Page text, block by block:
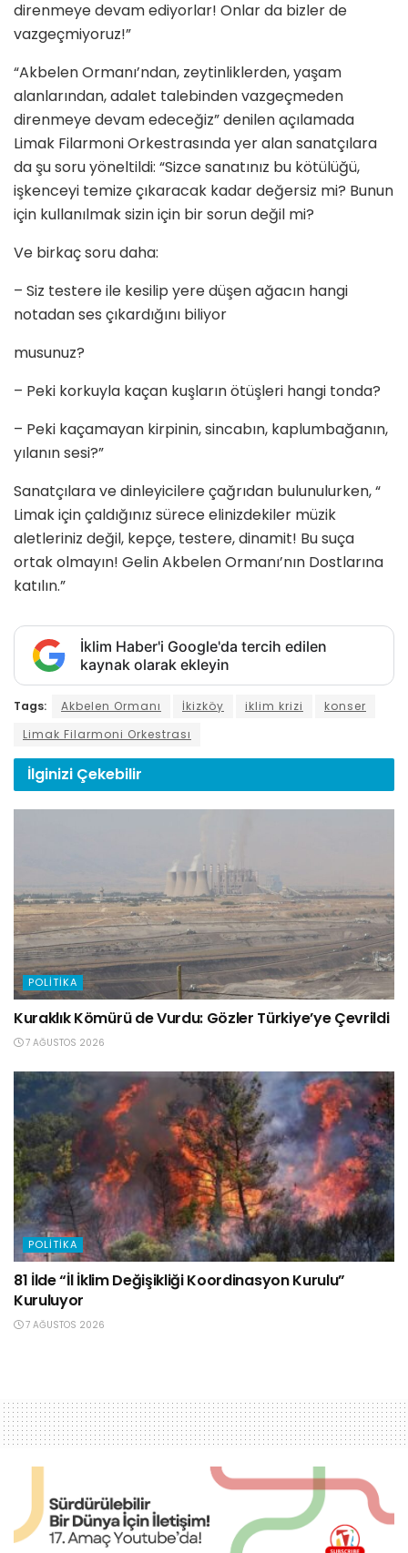
direnmeye devam ediyorlar! Onlar da bizler de
vazgeçmiyoruz!”
“Akbelen Ormanı’ndan, zeytinliklerden, yaşam
alanlarından, adalet talebinden vazgeçmeden
direnmeye devam edeceğiz” denilen açılamada
Limak Filarmoni Orkestrasında yer alan sanatçılara
da şu soru yöneltildi: “Sizce sanatınız bu kötülüğü,
işkenceyi temize çıkaracak kadar değersiz mi? Bunun
için kullanılmak sizin için bir sorun değil mi?
Ve birkaç soru daha:
– ⁠Siz testere ile kesilip yere düşen ağacın hangi
notadan ses çıkardığını biliyor
musunuz?
– Peki korkuyla kaçan kuşların ötüşleri hangi tonda?
– ⁠Peki kaçamayan kirpinin, sincabın, kaplumbağanın,
yılanın sesi?”
Sanatçılara ve dinleyicilere çağrıdan bulunulurken, “
Limak için çaldığınız sürece elinizdekiler müzik
aletleriniz değil, kepçe, testere, dinamit! Bu suça
ortak olmayın! Gelin Akbelen Ormanı’nın Dostlarına
katılın.”
İklim Haber'i Google'da tercih edilen
kaynak olarak ekleyin
Tags: Akbelen Ormanı İkizköy iklim krizi
konser
Limak Filarmoni Orkestrası
İlginizi Çekebilir
POLITIKA
Kuraklık Kömürü de Vurdu: Gözler Türkiye’ye Çevrildi
7 AĞUSTOS 2026
POLITIKA
81 İlde “İl İklim Değişikliği Koordinasyon Kurulu”
Kuruluyor
7 AĞUSTOS 2026